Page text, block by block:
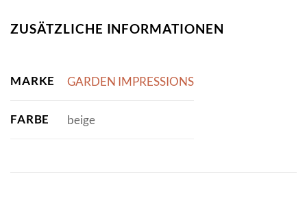
ZUSÄTZLICHE INFORMATIONEN
MARKE GARDEN IMPRESSIONS
FARBE beige